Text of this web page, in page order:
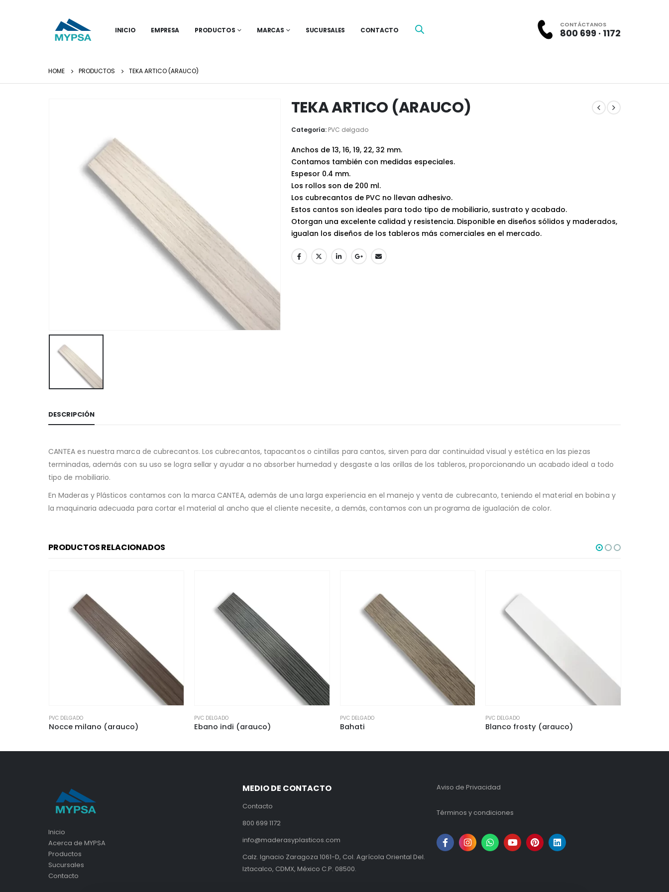
INICIO EMPRESA PRODUCTOS MARCAS SUCURSALES CONTACTO
CONTÁCTANOS
800 699 · 1172
HOME PRODUCTOS TEKA ARTICO (ARAUCO)
TEKA ARTICO (ARAUCO)
Categoría: PVC delgado
Anchos de 13, 16, 19, 22, 32 mm.
Contamos también con medidas especiales.
Espesor 0.4 mm.
Los rollos son de 200 ml.
Los cubrecantos de PVC no llevan adhesivo.
Estos cantos son ideales para todo tipo de mobiliario, sustrato y acabado.
Otorgan una excelente calidad y resistencia. Disponible en diseños sólidos y maderados,
igualan los diseños de los tableros más comerciales en el mercado.
DESCRIPCIÓN
CANTEA es nuestra marca de cubrecantos. Los cubrecantos, tapacantos o cintillas para cantos, sirven para dar continuidad visual y estética en las piezas
terminadas, además con su uso se logra sellar y ayudar a no absorber humedad y desgaste a las orillas de los tableros, proporcionando un acabado ideal a todo
tipo de mobiliario.
En Maderas y Plásticos contamos con la marca CANTEA, además de una larga experiencia en el manejo y venta de cubrecanto, teniendo el material en bobina y
la maquinaria adecuada para cortar el material al ancho que el cliente necesite, a demás, contamos con un programa de igualación de color.
PRODUCTOS RELACIONADOS
PVC DELGADO
Ebano indi (arauco)
PVC DELGADO
Bahati
PVC DELGADO
Blanco frosty (arauco)
PVC DELGADO
Lombardia (arauco)
Inicio
Acerca de MYPSA
Productos
Sucursales
Contacto
MEDIO DE CONTACTO
Contacto
800 699 1172
info@maderasyplasticos.com
Calz. Ignacio Zaragoza 1061-D, Col. Agrícola Oriental Del.
Iztacalco, CDMX, México C.P. 08500.
Aviso de Privacidad
Términos y condiciones